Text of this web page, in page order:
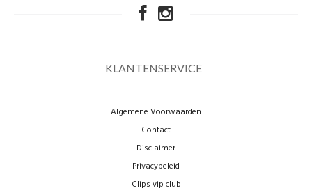
KLANTENSERVICE
Algemene Voorwaarden
Contact
Disclaimer
Privacybeleid
Clips vip club